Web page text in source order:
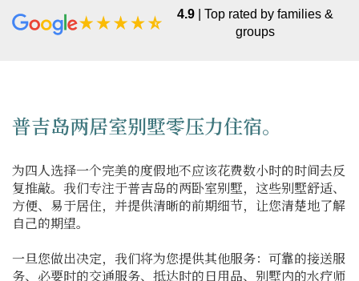
4.9| Top rated by families &
groups
普吉岛两居室别墅零压力住宿。
为四人选择一个完美的度假地不应该花费数小时的时间去反
复推敲。我们专注于普吉岛的两卧室别墅，这些别墅舒适、
方便、易于居住，并提供清晰的前期细节，让您清楚地了解
自己的期望。
一旦您做出决定，我们将为您提供其他服务：可靠的接送服
务、必要时的交通服务、抵达时的日用品、别墅内的水疗师